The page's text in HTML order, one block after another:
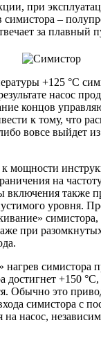
при
симистора –
за плавный
+125 °C
насос
концов
к тому, что
вовсе выйдет
к мощности
на
также
уровня.
при
симистора
достигнет +150
Обычно это
симистора с
на насос,